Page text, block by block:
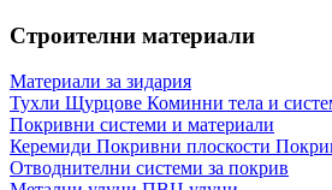
Строителни материали
Материали за зидария
Тухли Щурцове Коминни тела и
Покривни системи и материали
Керемиди Покривни плоскости
Отводнителни системи за покрив